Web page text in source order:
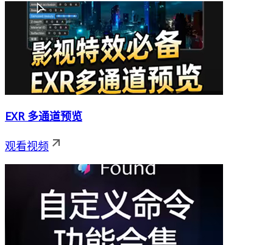
EXR 多通道预览
观看视频